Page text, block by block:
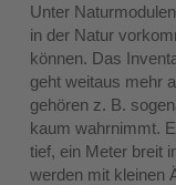
Unter
in der Natur
können. Das
geht weitaus mehr
gehören z. B.
kaum wahrnimmt.
tief, ein Meter breit
werden mit kleinen